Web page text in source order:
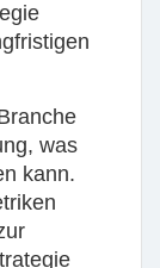
was
kann.